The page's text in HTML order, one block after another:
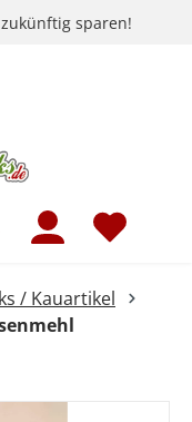
sparen!
/ Kauartikel